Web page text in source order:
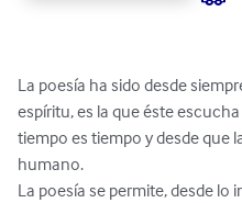
La poesía ha sido desde
espíritu, es la que éste
tiempo es tiempo y desde que
humano.
La poesía se permite, desde